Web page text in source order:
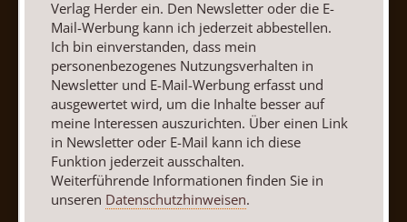
Nach oben
Verlag Herder ein. Den Newsletter oder die E-
Mail-Werbung kann ich jederzeit abbestellen.
Ich bin einverstanden, dass mein
personenbezogenes Nutzungsverhalten in
Newsletter und E-Mail-Werbung erfasst und
ausgewertet wird, um die Inhalte besser auf
meine Interessen auszurichten. Über einen Link
in Newsletter oder E-Mail kann ich diese
Funktion jederzeit ausschalten.
Weiterführende Informationen finden Sie in
unseren Datenschutzhinweisen.